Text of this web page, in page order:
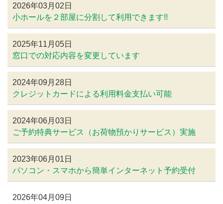
2026年03月02日
小ホールを２部屋に分割して利用できます!!
2025年11月05日
窓口での対応内容を変更しています
2024年09月28日
クレジットカードによる利用料金支払い可能
2024年06月03日
ご予約特典サービス（お荷物預かりサービス）実施
2023年06月01日
パソコン・スマホから簡単インターネット予約受付
2026年04月09日